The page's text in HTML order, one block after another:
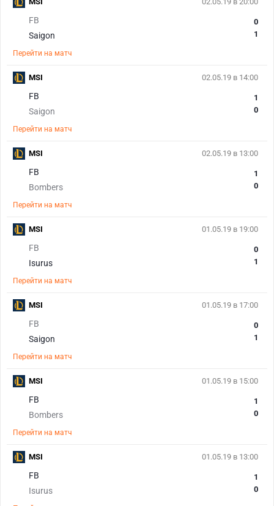
FB
Saigon
0
1
Перейти на матч
02.05.19 в 14:00
FB
Saigon
1
0
Перейти на матч
MSI
02.05.19 в 13:00
FB
Bombers
1
0
Перейти на матч
MSI
01.05.19 в 19:00
FB
Isurus
0
1
Перейти на матч
MSI
01.05.19 в 17:00
FB
Saigon
0
1
Перейти на матч
MSI
01.05.19 в 15:00
FB
Bombers
1
0
Перейти на матч
MSI
01.05.19 в 13:00
FB
Isurus
1
0
MSI